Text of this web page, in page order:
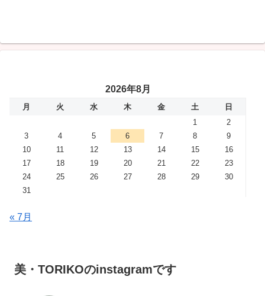
2026年8月
月 火 水 木 金 土
日
1
2
3
4 5 6 7 8
9
10
11 12 13 14 15
16
17
18 19 20 21 22
23
24
25 26 27 28 29
30
31
« 7月
美・TORIKOのinstagramです